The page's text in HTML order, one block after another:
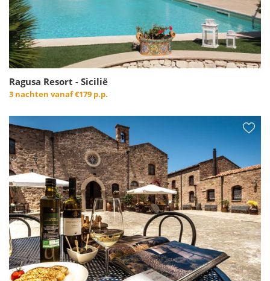
Ragusa Resort - Sicilië
3 nachten vanaf€179 p.p.